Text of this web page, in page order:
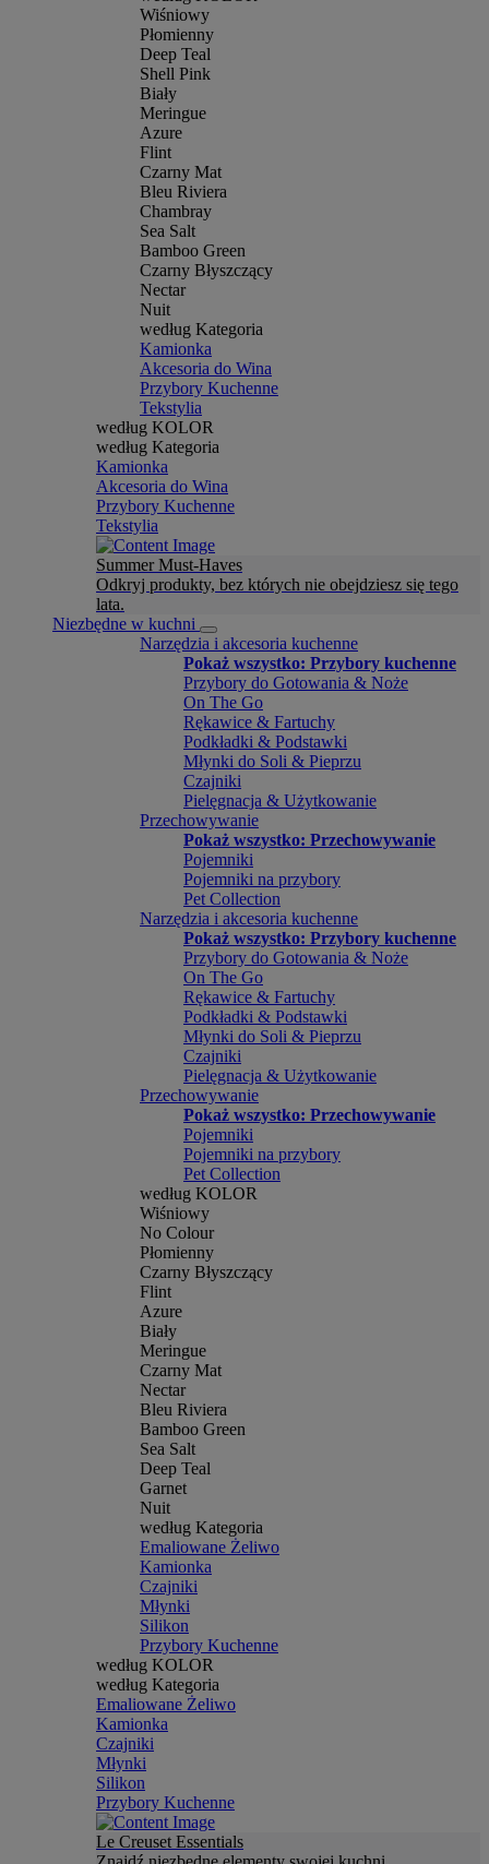
Wiśniowy
Płomienny
Deep Teal
Shell Pink
Biały
Meringue
Azure
Flint
Czarny Mat
Bleu Riviera
Chambray
Sea Salt
Bamboo Green
Czarny Błyszczący
Nectar
Nuit
według Kategoria
Kamionka
Akcesoria do Wina
Przybory Kuchenne
Tekstylia
według KOLOR
według Kategoria
Kamionka
Akcesoria do Wina
Przybory Kuchenne
Tekstylia
Summer Must-Haves
Odkryj produkty, bez których nie obejdziesz się tego
lata.
Niezbędne w kuchni
Narzędzia i akcesoria kuchenne
Pokaż wszystko: Przybory kuchenne
Przybory do Gotowania & Noże
On The Go
Rękawice & Fartuchy
Podkładki & Podstawki
Młynki do Soli & Pieprzu
Czajniki
Pielęgnacja & Użytkowanie
Przechowywanie
Pokaż wszystko: Przechowywanie
Pojemniki
Pojemniki na przybory
Pet Collection
Narzędzia i akcesoria kuchenne
Pokaż wszystko: Przybory kuchenne
Przybory do Gotowania & Noże
On The Go
Rękawice & Fartuchy
Podkładki & Podstawki
Młynki do Soli & Pieprzu
Czajniki
Pielęgnacja & Użytkowanie
Przechowywanie
Pokaż wszystko: Przechowywanie
Pojemniki
Pojemniki na przybory
Pet Collection
według KOLOR
Wiśniowy
No Colour
Płomienny
Czarny Błyszczący
Flint
Azure
Biały
Meringue
Czarny Mat
Nectar
Bleu Riviera
Bamboo Green
Sea Salt
Deep Teal
Garnet
Nuit
według Kategoria
Emaliowane Żeliwo
Kamionka
Czajniki
Młynki
Silikon
Przybory Kuchenne
według KOLOR
według Kategoria
Emaliowane Żeliwo
Kamionka
Czajniki
Młynki
Silikon
Przybory Kuchenne
Le Creuset Essentials